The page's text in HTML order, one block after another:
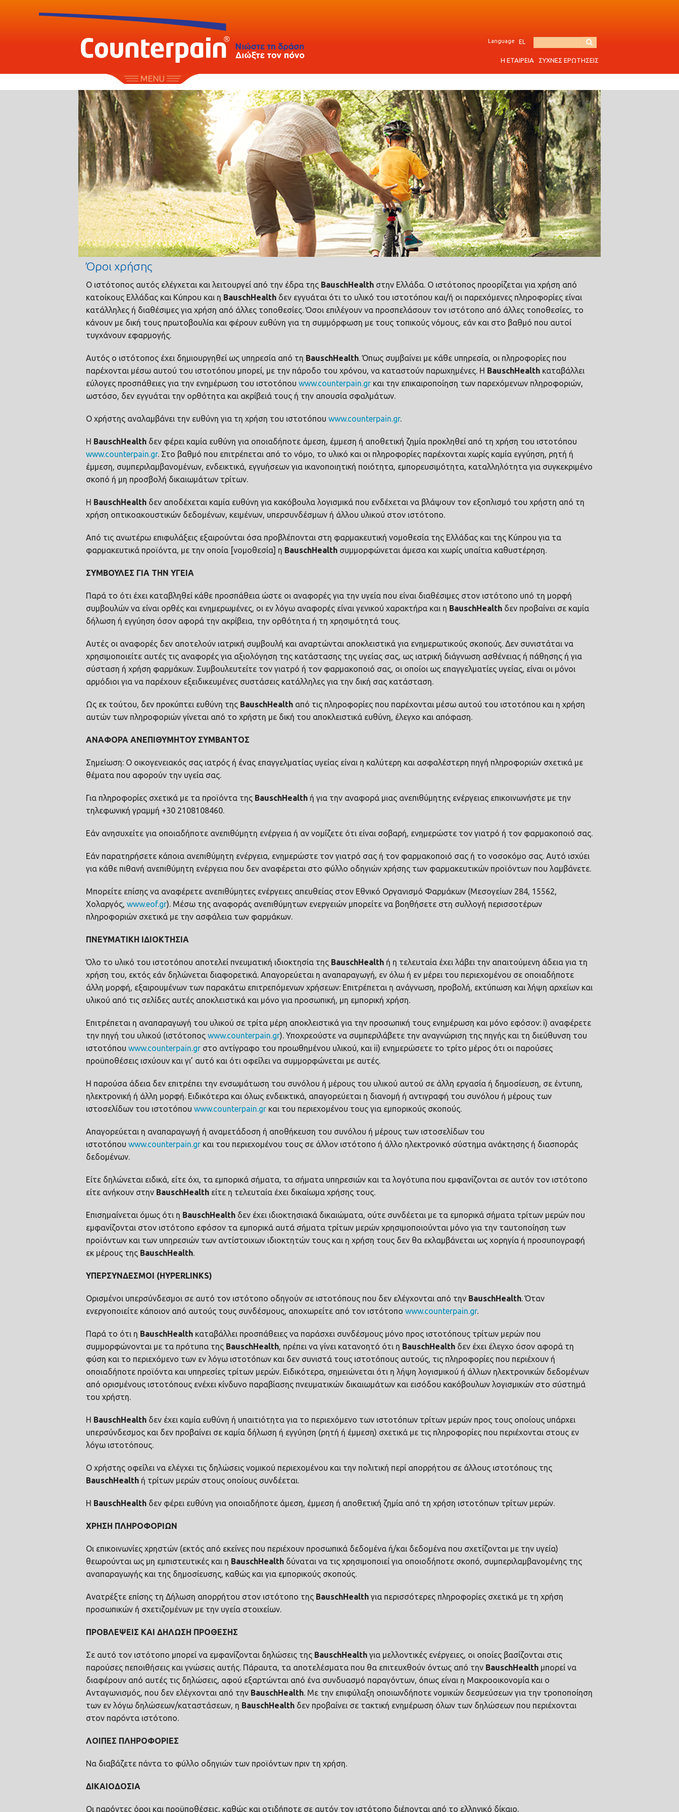
Γιατί Countercool ;
Γιατί Counterpain® ;
Η γνώμη του ειδικού
Events & Συνεργασίες ΔΗΜΗΤΡΗΣ ΘΕΟΔΩΡΑΚΑΚΟΣ - Πρωταθλητής Μαραθωνίου και Ορεινού τρεξίματος
ZAGORI NIGHT RUN
ΠΑΝΑΘΗΝΑΪΚΟΣ
ΣΥΛΛΟΓΟΣ "ΦΛΟΓΑ"
ΛΕΩΦΟΡΟΣ-ΔΡΟΜΕΩΝ
ΜΕΓΑΛΗ ΣΥΝΕΡΓΑΣΙΑ ΤΩΝ STREET RELAYS ME TH COUNTERPAIN
18ος-ΑΓΩΝΑΣ-ΔΡΟΜΟΥ-ΚΑΛΑΜΑΤΑΣ-Η-ΠΙΟ-ΟΜΟΡΦΗ-ΓΙΟΡΤΗ-ΤΗΣ-ΠΟΛΗΣ-ΜΕ-ΤΗΝ-COUNTERPAIN
Language EL
Η ΕΤΑΙΡΕΙΑ ΣΥΧΝΕΣ ΕΡΩΤΗΣΕΙΣ
Όροι χρήσης
Ο ιστότοπος αυτός ελέγχεται και λειτουργεί από την έδρα της BauschHealth στην Ελλάδα. Ο ιστότοπος προορίζεται για χρήση από
κατοίκους Eλλάδας και Κύπρου και η BauschHealth δεν εγγυάται ότι το υλικό του ιστοτόπου και/ή οι παρεχόμενες πληροφορίες είναι
κατάλληλες ή διαθέσιμες για χρήση από άλλες τοποθεσίες. Όσοι επιλέγουν να προσπελάσουν τον ιστότοπο από άλλες τοποθεσίες, το
κάνουν με δική τους πρωτοβουλία και φέρουν ευθύνη για τη συμμόρφωση με τους τοπικούς νόμους, εάν και στο βαθμό που αυτοί
τυγχάνουν εφαρμογής.
Αυτός ο ιστότοπος έχει δημιουργηθεί ως υπηρεσία από τη BauschHealth. Όπως συμβαίνει με κάθε υπηρεσία, οι πληροφορίες που
παρέχονται μέσω αυτού του ιστοτόπου μπορεί, με την πάροδο του χρόνου, να καταστούν παρωχημένες. Η BauschHealth καταβάλλει
εύλογες προσπάθειες για την ενημέρωση του ιστοτόπου www.counterpain.gr και την επικαιροποίηση των παρεχόμενων πληροφοριών,
ωστόσο, δεν εγγυάται την ορθότητα και ακρίβειά τους ή την απουσία σφαλμάτων.
O χρήστης αναλαμβάνει την ευθύνη για τη χρήση του ιστοτόπου www.counterpain.gr.
Η BauschHealth δεν φέρει καμία ευθύνη για οποιαδήποτε άμεση, έμμεση ή αποθετική ζημία προκληθεί από τη χρήση του ιστοτόπου
www.counterpain.gr. Στο βαθμό που επιτρέπεται από το νόμο, το υλικό και οι πληροφορίες παρέχονται χωρίς καμία εγγύηση, ρητή ή
έμμεση, συμπεριλαμβανομένων, ενδεικτικά, εγγυήσεων για ικανοποιητική ποιότητα, εμπορευσιμότητα, καταλληλότητα για συγκεκριμένο
σκοπό ή μη προσβολή δικαιωμάτων τρίτων.
Η BauschHealth δεν αποδέχεται καμία ευθύνη για κακόβουλα λογισμικά που ενδέχεται να βλάψουν τον εξοπλισμό του χρήστη από τη
χρήση οπτικοακουστικών δεδομένων, κειμένων, υπερσυνδέσμων ή άλλου υλικού στον ιστότοπο.
Από τις ανωτέρω επιφυλάξεις εξαιρούνται όσα προβλέπονται στη φαρμακευτική νομοθεσία της Ελλάδας και της Κύπρου για τα
φαρμακευτικά προϊόντα, με την οποία [νομοθεσία] η BauschHealth συμμορφώνεται άμεσα και χωρίς υπαίτια καθυστέρηση.
ΣΥΜΒΟΥΛΕΣ ΓΙΑ ΤΗΝ ΥΓΕΙΑ
Παρά το ότι έχει καταβληθεί κάθε προσπάθεια ώστε οι αναφορές για την υγεία που είναι διαθέσιμες στον ιστότοπο υπό τη μορφή
συμβουλών να είναι ορθές και ενημερωμένες, οι εν λόγω αναφορές είναι γενικού χαρακτήρα και η BauschHealth δεν προβαίνει σε καμία
δήλωση ή εγγύηση όσον αφορά την ακρίβεια, την ορθότητα ή τη χρησιμότητά τους.
Αυτές οι αναφορές δεν αποτελούν ιατρική συμβουλή και αναρτώνται αποκλειστικά για ενημερωτικούς σκοπούς. Δεν συνιστάται να
χρησιμοποιείτε αυτές τις αναφορές για αξιολόγηση της κατάστασης της υγείας σας, ως ιατρική διάγνωση ασθένειας ή πάθησης ή για
σύσταση ή χρήση φαρμάκων. Συμβουλευτείτε τον γιατρό ή τον φαρμακοποιό σας, οι οποίοι ως επαγγελματίες υγείας, είναι οι μόνοι
αρμόδιοι για να παρέχουν εξειδικευμένες συστάσεις κατάλληλες για την δική σας κατάσταση.
Ως εκ τούτου, δεν προκύπτει ευθύνη της BauschHealth από τις πληροφορίες που παρέχονται μέσω αυτού του ιστοτόπου και η χρήση
αυτών των πληροφοριών γίνεται από το χρήστη με δική του αποκλειστικά ευθύνη, έλεγχο και απόφαση.
ΑΝΑΦΟΡΑ ΑΝΕΠΙΘΥΜΗΤΟΥ ΣΥΜΒΑΝΤΟΣ
Σημείωση: Ο οικογενειακός σας ιατρός ή ένας επαγγελματίας υγείας είναι η καλύτερη και ασφαλέστερη πηγή πληροφοριών σχετικά με
θέματα που αφορούν την υγεία σας.
Για πληροφορίες σχετικά με τα προϊόντα της BauschHealth ή για την αναφορά μιας ανεπιθύμητης ενέργειας επικοινωνήστε με την
τηλεφωνική γραμμή +30 2108108460.
Εάν ανησυχείτε για οποιαδήποτε ανεπιθύμητη ενέργεια ή αν νομίζετε ότι είναι σοβαρή, ενημερώστε τον γιατρό ή τον φαρμακοποιό σας.
Εάν παρατηρήσετε κάποια ανεπιθύμητη ενέργεια, ενημερώστε τον γιατρό σας ή τον φαρμακοποιό σας ή το νοσοκόμο σας. Αυτό ισχύει
για κάθε πιθανή ανεπιθύμητη ενέργεια που δεν αναφέρεται στο φύλλο οδηγιών χρήσης των φαρμακευτικών προϊόντων που λαμβάνετε.
Μπορείτε επίσης να αναφέρετε ανεπιθύμητες ενέργειες απευθείας στον Εθνικό Οργανισμό Φαρμάκων (Μεσογείων 284, 15562,
Χολαργός, www.eof.gr). Mέσω της αναφοράς ανεπιθύμητων ενεργειών μπορείτε να βοηθήσετε στη συλλογή περισσοτέρων
πληροφοριών σχετικά με την ασφάλεια των φαρμάκων.
ΠΝΕΥΜΑΤΙΚΗ ΙΔΙΟΚΤΗΣΙΑ
Όλο το υλικό του ιστοτόπου αποτελεί πνευματική ιδιοκτησία της BauschHealth ή η τελευταία έχει λάβει την απαιτούμενη άδεια για τη
χρήση του, εκτός εάν δηλώνεται διαφορετικά. Απαγορεύεται η αναπαραγωγή, εν όλω ή εν μέρει του περιεχομένου σε οποιαδήποτε
άλλη μορφή, εξαιρουμένων των παρακάτω επιτρεπόμενων χρήσεων: Επιτρέπεται η ανάγνωση, προβολή, εκτύπωση και λήψη αρχείων και
υλικού από τις σελίδες αυτές αποκλειστικά και μόνο για προσωπική, μη εμπορική χρήση.
Επιτρέπεται η αναπαραγωγή του υλικού σε τρίτα μέρη αποκλειστικά για την προσωπική τους ενημέρωση και μόνο εφόσον: i) αναφέρετε
την πηγή του υλικού (ιστότοπος www.counterpain.gr). Υποχρεούστε να συμπεριλάβετε την αναγνώριση της πηγής και τη διεύθυνση του
ιστοτόπου www.counterpain.gr στο αντίγραφο του προωθημένου υλικού, και ii) ενημερώσετε το τρίτο μέρος ότι οι παρούσες
προϋποθέσεις ισχύουν και γι’ αυτό και ότι οφείλει να συμμορφώνεται με αυτές.
Η παρούσα άδεια δεν επιτρέπει την ενσωμάτωση του συνόλου ή μέρους του υλικού αυτού σε άλλη εργασία ή δημοσίευση, σε έντυπη,
ηλεκτρονική ή άλλη μορφή. Ειδικότερα και όλως ενδεικτικά, απαγορεύεται η διανομή ή αντιγραφή του συνόλου ή μέρους των
ιστοσελίδων του ιστοτόπου www.counterpain.gr και του περιεχομένου τους για εμπορικούς σκοπούς.
Απαγορεύεται η αναπαραγωγή ή αναμετάδοση ή αποθήκευση του συνόλου ή μέρους των ιστοσελίδων του
ιστοτόπου www.counterpain.gr και του περιεχομένου τους σε άλλον ιστότοπο ή άλλο ηλεκτρονικό σύστημα ανάκτησης ή διασποράς
δεδομένων.
Είτε δηλώνεται ειδικά, είτε όχι, τα εμπορικά σήματα, τα σήματα υπηρεσιών και τα λογότυπα που εμφανίζονται σε αυτόν τον ιστότοπο
είτε ανήκουν στην BauschHealth είτε η τελευταία έχει δικαίωμα χρήσης τους.
Επισημαίνεται όμως ότι η BauschHealth δεν έχει ιδιοκτησιακά δικαιώματα, ούτε συνδέεται με τα εμπορικά σήματα τρίτων μερών που
εμφανίζονται στον ιστότοπο εφόσον τα εμπορικά αυτά σήματα τρίτων μερών χρησιμοποιούνται μόνο για την ταυτοποίηση των
προϊόντων και των υπηρεσιών των αντίστοιχων ιδιοκτητών τους και η χρήση τους δεν θα εκλαμβάνεται ως χορηγία ή προσυπογραφή
εκ μέρους της BauschHealth.
ΥΠΕΡΣΥΝΔΕΣΜΟΙ (HYPERLINKS)
Ορισμένοι υπερσύνδεσμοι σε αυτό τον ιστότοπο οδηγούν σε ιστοτόπους που δεν ελέγχονται από την BauschHealth. Όταν
ενεργοποιείτε κάποιον από αυτούς τους συνδέσμους, αποχωρείτε από τον ιστότοπο www.counterpain.gr.
Παρά το ότι η BauschHealth καταβάλλει προσπάθειες να παράσχει συνδέσμους μόνο προς ιστοτόπους τρίτων μερών που
συμμορφώνονται με τα πρότυπα της BauschHealth, πρέπει να γίνει κατανοητό ότι η BauschHealth δεν έχει έλεγχο όσον αφορά τη
φύση και το περιεχόμενο των εν λόγω ιστοτόπων και δεν συνιστά τους ιστοτόπους αυτούς, τις πληροφορίες που περιέχουν ή
οποιαδήποτε προϊόντα και υπηρεσίες τρίτων μερών. Ειδικότερα, σημειώνεται ότι η λήψη λογισμικού ή άλλων ηλεκτρονικών δεδομένων
από ορισμένους ιστοτόπους ενέχει κίνδυνο παραβίασης πνευματικών δικαιωμάτων και εισόδου κακόβουλων λογισμικών στο σύστημά
του χρήστη.
Η BauschHealth δεν έχει καμία ευθύνη ή υπαιτιότητα για το περιεχόμενο των ιστοτόπων τρίτων μερών προς τους οποίους υπάρχει
υπερσύνδεσμος και δεν προβαίνει σε καμία δήλωση ή εγγύηση (ρητή ή έμμεση) σχετικά με τις πληροφορίες που περιέχονται στους εν
λόγω ιστοτόπους.
Ο χρήστης οφείλει να ελέγχει τις δηλώσεις νομικού περιεχομένου και την πολιτική περί απορρήτου σε άλλους ιστοτόπους της
BauschHealth ή τρίτων μερών στους οποίους συνδέεται.
Η BauschHealth δεν φέρει ευθύνη για οποιαδήποτε άμεση, έμμεση ή αποθετική ζημία από τη χρήση ιστοτόπων τρίτων μερών.
ΧΡΗΣΗ ΠΛΗΡΟΦΟΡΙΩΝ
Οι επικοινωνίες χρηστών (εκτός από εκείνες που περιέχουν προσωπικά δεδομένα ή/και δεδομένα που σχετίζονται με την υγεία)
θεωρούνται ως μη εμπιστευτικές και η BauschHealth δύναται να τις χρησιμοποιεί για οποιοδήποτε σκοπό, συμπεριλαμβανομένης της
αναπαραγωγής και της δημοσίευσης, καθώς και για εμπορικούς σκοπούς.
Ανατρέξτε επίσης τη Δήλωση απορρήτου στον ιστότοπο της BauschHealth για περισσότερες πληροφορίες σχετικά με τη χρήση
προσωπικών ή σχετιζομένων με την υγεία στοιχείων.
ΠΡΟΒΛΕΨΕΙΣ ΚΑΙ ΔΗΛΩΣΗ ΠΡΟΘΕΣΗΣ
Σε αυτό τον ιστότοπο μπορεί να εμφανίζονται δηλώσεις της BauschHealth για μελλοντικές ενέργειες, οι οποίες βασίζονται στις
παρούσες πεποιθήσεις και γνώσεις αυτής. Πάραυτα, τα αποτελέσματα που θα επιτευχθούν όντως από την BauschHealth μπορεί να
διαφέρουν από αυτές τις δηλώσεις, αφού εξαρτώνται από ένα συνδυασμό παραγόντων, όπως είναι η Μακροοικονομία και ο
Ανταγωνισμός, που δεν ελέγχονται από την BauschHealth. Με την επιφύλαξη οποιωνδήποτε νομικών δεσμεύσεων για την τροποποίηση
των εν λόγω δηλώσεων/καταστάσεων, η BauschHealth δεν προβαίνει σε τακτική ενημέρωση όλων των δηλώσεων που περιέχονται
στον παρόντα ιστότοπο.
ΛΟΙΠΕΣ ΠΛΗΡΟΦΟΡΙΕΣ
Να διαβάζετε πάντα το φύλλο οδηγιών των προϊόντων πριν τη χρήση.
ΔΙΚΑΙΟΔΟΣΙΑ
Οι παρόντες όροι και προϋποθέσεις, καθώς και οτιδήποτε σε αυτόν τον ιστότοπο διέπονται από το ελληνικό δίκαιο.